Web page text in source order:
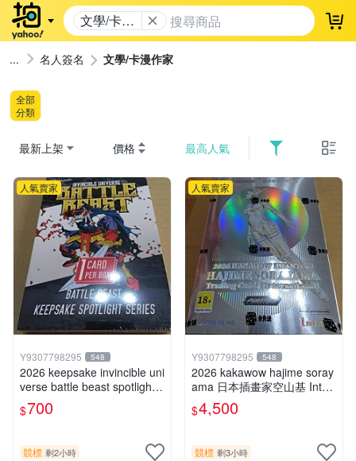
文學/卡漫
作家
登
名人簽名 文學/卡漫作家
全部
分類
最新上架 價格 最高人氣
人氣賣家
Y9307798295 548
2026 keepsake invincible uni
verse battle beast spotlight
戰鬥野獸簽名盒卡
$700
競標 剩2小時
人氣賣家
Y9307798295 548
2026 kakawow hajime soray
ama 日本插畫家空山基 Inter
national國際版官方收藏簽名
盒卡
$4,500
競標 剩3小時